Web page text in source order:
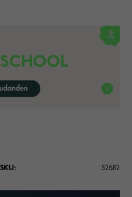
SKU: 52682